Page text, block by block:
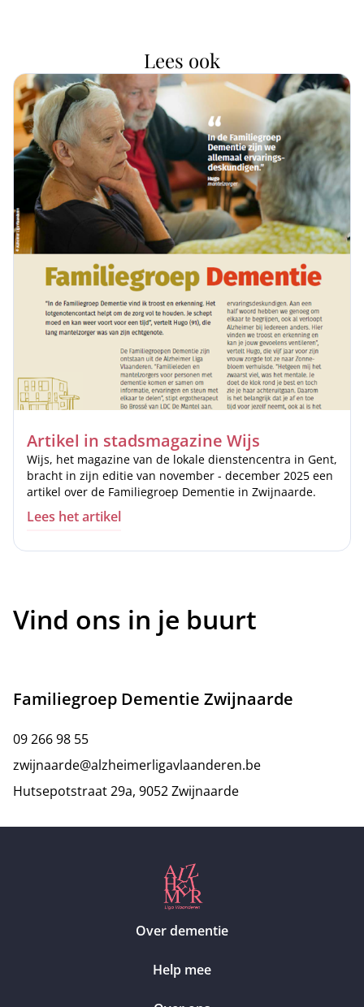
Lees ook
Artikel in stadsmagazine Wijs
Wijs, het magazine van de lokale dienstencentra in Gent,
bracht in zijn editie van november - december 2025 een
artikel over de Familiegroep Dementie in Zwijnaarde.
Lees het artikel
Vind ons in je buurt
Familiegroep Dementie Zwijnaarde
09 266 98 55
zwijnaarde@alzheimerligavlaanderen.be
Hutsepotstraat 29a, 9052 Zwijnaarde
Over dementie
Help mee